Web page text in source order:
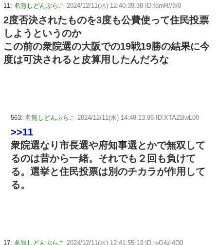
11: 名無しどんぶらこ 2024/12/11(水) 12:40:39.38 ID:fdmR//9/0
2度否決されたものを3度も公費使って住民投票
しようというのか
この前の衆院選の大阪での19戦19勝の結果に今
度は可決されると皮算用したんだろな
563: 名無しどんぶらこ 2024/12/11(水) 14:48:13.96 ID:XTAZBwL00
>>11
衆院選なり市長選や府知事選とかで無双して
るのは昔から一緒。それでも２回も負けて
る。選挙と住民投票は別のチカラが作用して
る。
17: 名無しどんぶらこ 2024/12/11(水) 12:41:55.13 ID:reO4zi4D0